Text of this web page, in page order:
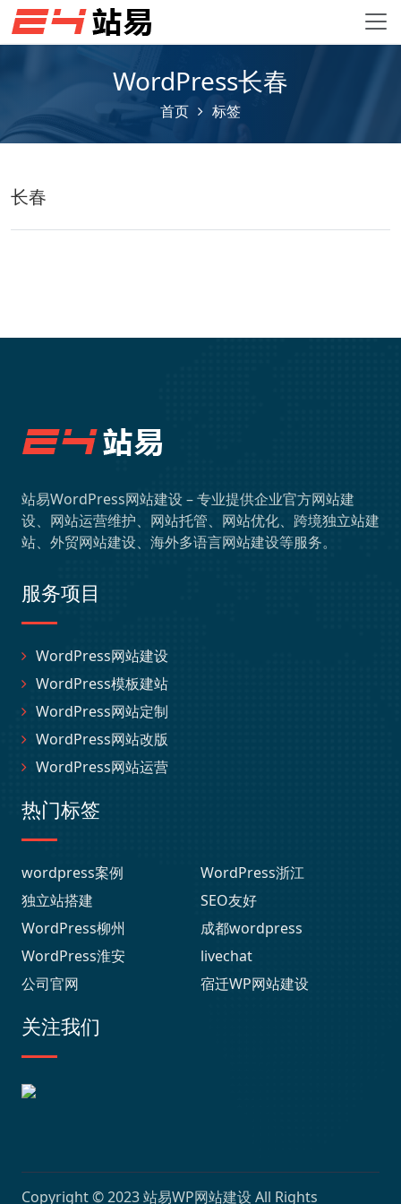
WordPress长春
首页 标签
长春
站易WordPress网站建设 – 专业提供企业官方网站建
设、网站运营维护、网站托管、网站优化、跨境独立站建
站、外贸网站建设、海外多语言网站建设等服务。
服务项目
WordPress网站建设
WordPress模板建站
WordPress网站定制
WordPress网站改版
WordPress网站运营
热门标签
wordpress案例
WordPress浙江
独立站搭建
SEO友好
WordPress柳州
成都wordpress
WordPress淮安
livechat
公司官网
宿迁WP网站建设
关注我们
Copyright © 2023站易WP网站建设 All Rights